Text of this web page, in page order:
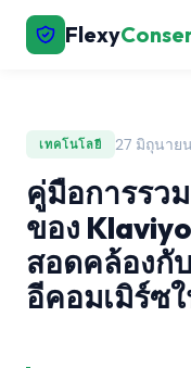
Flexy
เทคโนโลยี 27 มิถุนาย
คู่มือการรว
ของ
สอดคล้องกั
อีคอมเมิร์ซ